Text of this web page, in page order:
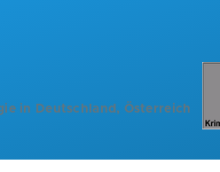
in Deutschland, Österreich